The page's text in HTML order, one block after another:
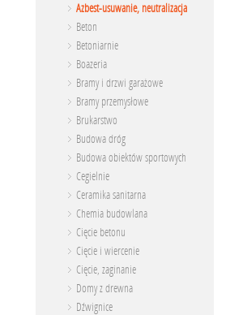
Azbest-usuwanie, neutralizacja
Beton
Betoniarnie
Boazeria
Bramy i drzwi garażowe
Bramy przemysłowe
Brukarstwo
Budowa dróg
Budowa obiektów sportowych
Cegielnie
Ceramika sanitarna
Chemia budowlana
Cięcie betonu
Cięcie i wiercenie
Cięcie, zaginanie
Domy z drewna
Dźwignice